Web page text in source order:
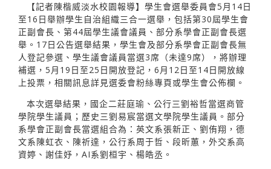
【記者陳楷威淡水校園報導】學生會選舉委員會5月14日
至16日舉辦學生自治組織三合一選舉，包括第30屆學生會
正副會長、第44屆學生議會議員、部分系學會正副會長選
舉。17日公告選舉結果，學生會及部分系學會正副會長無
人登記參選、學生議會議員當選3席（未達9席），將辦理
補選，5月19日至25日開放登記，6月12日至14日開放線
上投票，相關訊息詳見選委會粉絲專頁或學生會公佈欄。
本次選舉結果，國企二莊庭瑜、公行三劉裕哲當選商管
學院學生議員；歷史三劉易宸當選文學院學生議員。部分
系學會正副會長當選組合為：英文系張新正、劉侑翔，德
文系陳虹衣、陳祈達，公行系周于哲、段昕蕙，外交系高
資婷、謝佳妤，AI系劉桓宇、楊皓丞。